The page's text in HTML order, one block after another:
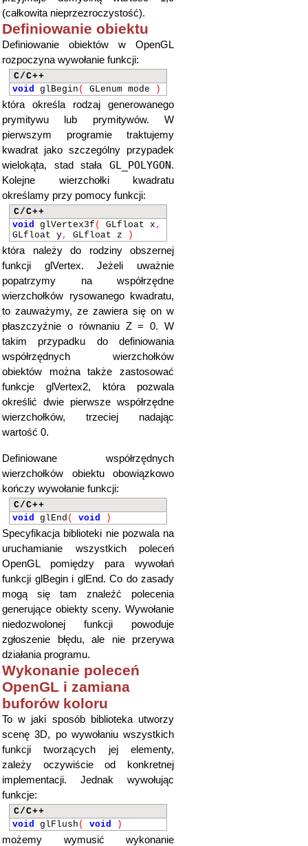
(całkowita nieprzezroczystość).
Definiowanie obiektu
Definiowanie obiektów w OpenGL
rozpoczyna wywołanie funkcji:
C/C++
void glBegin ( GLenum mode )
która określa rodzaj generowanego
prymitywu lub prymitywów. W
pierwszym programie traktujemy
kwadrat jako szczególny przypadek
wielokąta, stad stała GL_POLYGON.
Kolejne wierzchołki kwadratu
określamy przy pomocy funkcji:
C/C++
void glVertex3f ( GLfloat x ,
GLfloat y, GLfloat z )
która należy do rodziny obszernej
funkcji glVertex. Jeżeli uważnie
popatrzymy na współrzędne
wierzchołków rysowanego kwadratu,
to zauważymy, ze zawiera się on w
płaszczyźnie o równaniu Z = 0. W
takim przypadku do definiowania
współrzędnych wierzchołków
obiektów można także zastosować
funkcje glVertex2, która pozwala
określić dwie pierwsze współrzędne
wierzchołków, trzeciej nadając
wartość 0.
Definiowane współrzędnych
wierzchołków obiektu obowiązkowo
kończy wywołanie funkcji:
C/C++
void glEnd ( void )
Specyfikacja biblioteki nie pozwala na
uruchamianie wszystkich poleceń
OpenGL pomiędzy para wywołań
funkcji glBegin i glEnd. Co do zasady
mogą się tam znaleźć polecenia
generujące obiekty sceny. Wywołanie
niedozwolonej funkcji powoduje
zgłoszenie błędu, ale nie przerywa
działania programu.
Wykonanie poleceń
OpenGL i zamiana
buforów koloru
To w jaki sposób biblioteka utworzy
scenę 3D, po wywołaniu wszystkich
funkcji tworzących jej elementy,
zależy oczywiście od konkretnej
implementacji. Jednak wywołując
funkcje:
C/C++
void glFlush ( void )
możemy wymusić wykonanie